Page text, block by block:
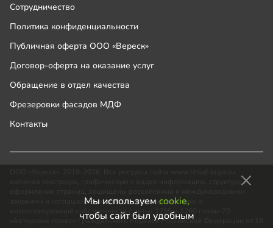
Мы используем cookie,
чтобы сайт был удобным
Сотрудничество
Политика конфиденциальности
Публичная оферта ООО «Вереск»
Договор-оферта на оказание услуг
Обращение в отдел качества
Фрезеровки фасадов МДФ
Контакты
включая текстовую, графическую и видео информацию, структуру и
законами и соглашениями об охране авторских прав и
интеллектуальной собственности (статьи 1259 и 1260 главы 70
«Авторское право» Гражданского Кодекса Российской Федерации от 18